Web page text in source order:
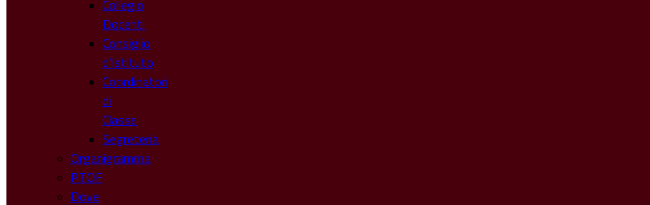
Collegio
Docenti
Consiglio
d’Istituto
Coordinatori
di
Classe
Segreteria
Organigramma
PTOF
Dove